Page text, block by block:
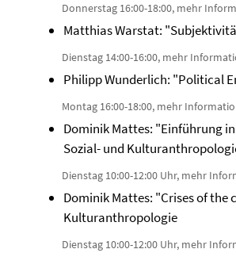
Donnerstag 16:00-18:00, mehr
Matthias Warstat:
Dienstag 14:00-16:00, mehr
Philipp Wunderlich: "Political
Montag 16:00-18:00, mehr
Dominik Mattes: "Einführung
Sozial- und
Dienstag 10:00-12:00 Uhr, mehr
Dominik Mattes: "Crises of the
Kulturanthropologie
Dienstag 10:00-12:00 Uhr, mehr